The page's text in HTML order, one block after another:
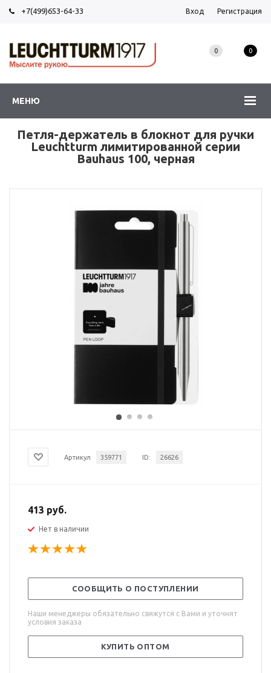
+7(499)653-64-33 Вход Регистрация
МЕНЮ
0 0
Петля-держатель в блокнот для ручки
Leuchtturm лимитированной серии
Bauhaus 100, черная
Артикул 359771 ID: 26626
413 руб.
Нет в наличии
СООБЩИТЬ О ПОСТУПЛЕНИИ
Наши менеджеры обязательно свяжутся с Вами и уточнят
условия заказа
КУПИТЬ ОПТОМ